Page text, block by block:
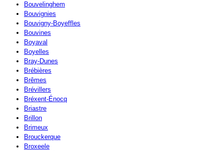
Bouvelinghem
Bouvignies
Bouvigny-Boyeffles
Bouvines
Boyaval
Boyelles
Bray-Dunes
Brébières
Brêmes
Brévillers
Bréxent-Énocq
Briastre
Brillon
Brimeux
Brouckerque
Broxeele